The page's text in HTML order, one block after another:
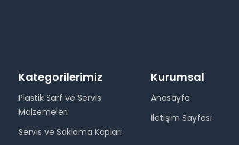
Kategorilerimiz
Plastik Sarf ve Servis
Malzemeleri
Servis ve Saklama Kapları
Kurumsal
Anasayfa
İletişim Sayfası